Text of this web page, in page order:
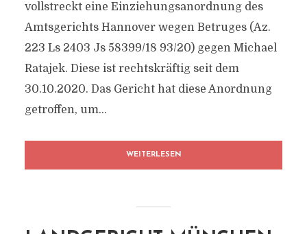
vollstreckt eine Einziehungsanordnung des
Amtsgerichts Hannover wegen Betruges (Az.
223 Ls 2403 Js 58399/​18 93/​20) gegen Michael
Ratajek. Diese ist rechtskräftig seit dem
30.10.2020. Das Gericht hat diese Anordnung
getroffen, um...
WEITERLESEN